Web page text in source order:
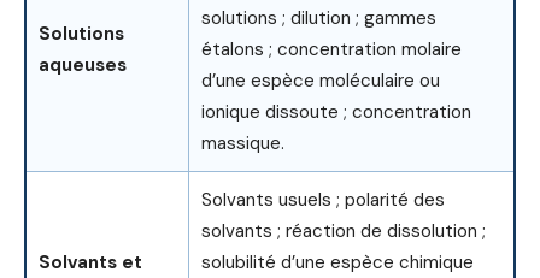
Solutions
aqueuses
solutions ; dilution ; gammes
étalons ; concentration molaire
d’une espèce moléculaire ou
ionique dissoute ; concentration
massique.
Solvants et
Solvants usuels ; polarité des
solvants ; réaction de dissolution ;
solubilité d’une espèce chimique